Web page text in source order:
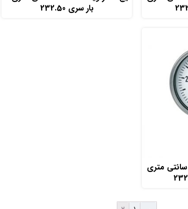
بار سری 232.50
گیج فشار ویکا صفحه 16 سانتی متری